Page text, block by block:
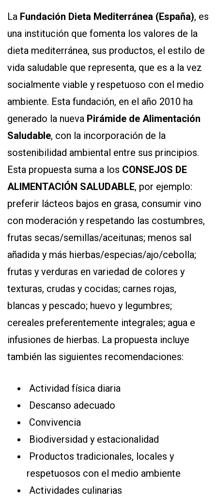
La Fundación Dieta Mediterránea (España), es
una institución que fomenta los valores de la
dieta mediterránea, sus productos, el estilo de
vida saludable que representa, que es a la vez
socialmente viable y respetuoso con el medio
ambiente. Esta fundación, en el año 2010 ha
generado la nueva Pirámide de Alimentación
Saludable, con la incorporación de la
sostenibilidad ambiental entre sus principios.
Esta propuesta suma a los CONSEJOS DE
ALIMENTACIÓN SALUDABLE, por ejemplo:
preferir lácteos bajos en grasa, consumir vino
con moderación y respetando las costumbres,
frutas secas/semillas/aceitunas; menos sal
añadida y más hierbas/especias/ajo/cebolla;
frutas y verduras en variedad de colores y
texturas, crudas y cocidas; carnes rojas,
blancas y pescado; huevo y legumbres;
cereales preferentemente integrales; agua e
infusiones de hierbas. La propuesta incluye
también las siguientes recomendaciones:
Actividad física diaria
Descanso adecuado
Convivencia
Biodiversidad y estacionalidad
Productos tradicionales, locales y
respetuosos con el medio ambiente
Actividades culinarias